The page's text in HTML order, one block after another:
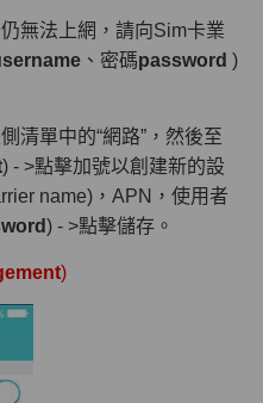
無法上網，請向Sim卡業
、密碼password )
清單中的“網路”，然後至
) - >點擊加號以創建新的設
name)，APN，使用者
) - >點擊儲存。
)